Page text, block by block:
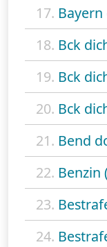
17.
18. Bck
19. Bck
20. Bck
21. Bend
22. Benzin
23.
24.